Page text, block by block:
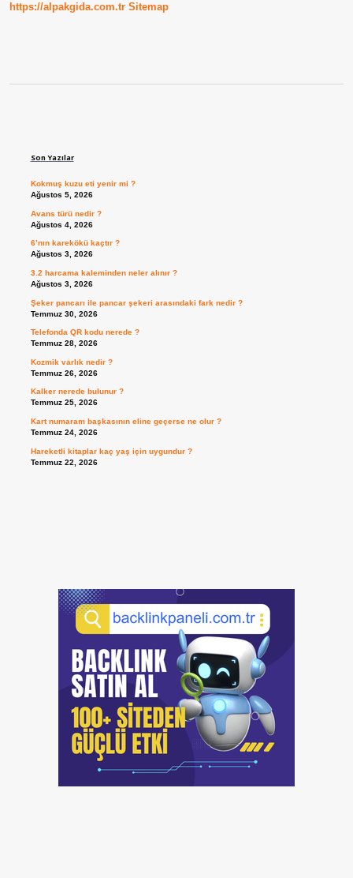
https://alpakgida.com.tr Sitemap
Son Yazılar
Kokmuş kuzu eti yenir mi ?
Ağustos 5, 2026
Avans türü nedir ?
Ağustos 4, 2026
6’nın karekökü kaçtır ?
Ağustos 3, 2026
3.2 harcama kaleminden neler alınır ?
Ağustos 3, 2026
Şeker pancarı ile pancar şekeri arasındaki fark nedir ?
Temmuz 30, 2026
Telefonda QR kodu nerede ?
Temmuz 28, 2026
Kozmik varlık nedir ?
Temmuz 26, 2026
Kalker nerede bulunur ?
Temmuz 25, 2026
Kart numaram başkasının eline geçerse ne olur ?
Temmuz 24, 2026
Hareketli kitaplar kaç yaş için uygundur ?
Temmuz 22, 2026